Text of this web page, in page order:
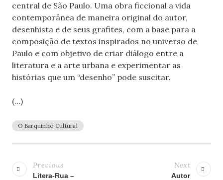
central de São Paulo. Uma obra ficcional a vida
contemporânea de maneira original do autor,
desenhista e de seus grafites, com a base para a
composição de textos inspirados no universo de
Paulo e com objetivo de criar diálogo entre a
literatura e a arte urbana e experimentar as
histórias que um “desenho” pode suscitar.
(…)
O Barquinho Cultural
Previous
Litera-Rua –
Next
Autor